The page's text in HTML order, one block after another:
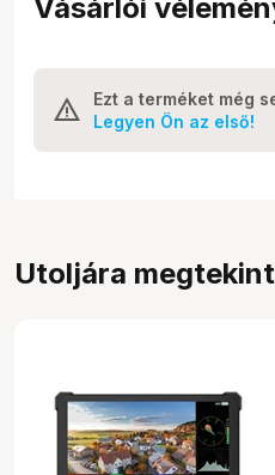
Vásárlói
Ezt a terméket még
Legyen Ön az első!
Utoljára